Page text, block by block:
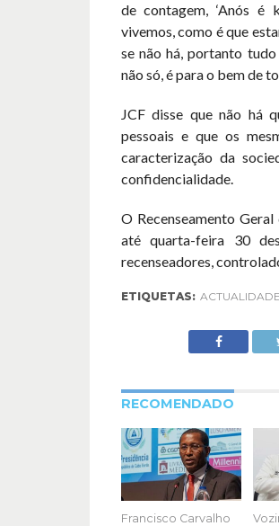
de contagem, ‘Anós é
vivemos, como é que
se não há, portanto
não só, é para o bem de
JCF disse que não há
pessoais e que os
caracterização da
confidencialidade.
O Recenseamento
até quarta-feira 30
recenseadores,
ETIQUETAS: ACTUALIDADE
RECOMENDADO
Francisco Carvalho